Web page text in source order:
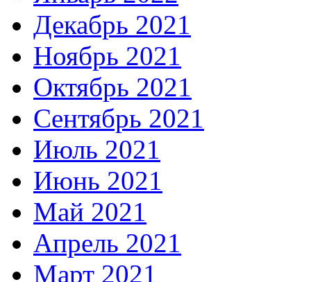
Декабрь 2021
Ноябрь 2021
Октябрь 2021
Сентябрь 2021
Июль 2021
Июнь 2021
Май 2021
Апрель 2021
Март 2021